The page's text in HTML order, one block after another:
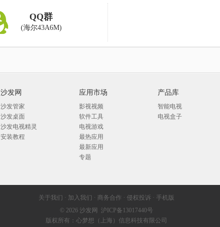
QQ群
(海尔43A6M)
沙发网
沙发管家
沙发桌面
沙发电视精灵
安装教程
应用市场
影视视频
软件工具
电视游戏
最热应用
最新应用
专题
产品库
智能电视
电视盒子
关于我们 · 加入我们 · 商务合作 · 侵权投诉 · 手机版
© 2026 沙发网
沪ICP备13017440号
版权所有：心梦想（上海）信息科技有限公司